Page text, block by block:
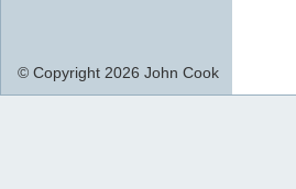
© Copyright 2026 John Cook